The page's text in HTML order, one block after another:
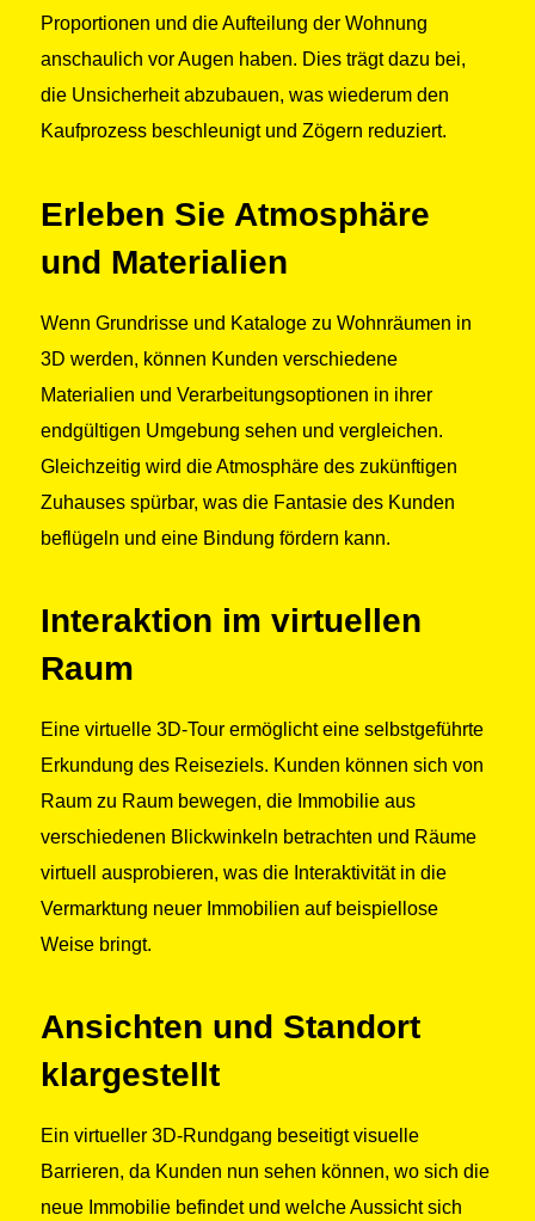
Proportionen und die Aufteilung der Wohnung
anschaulich vor Augen haben. Dies trägt dazu bei,
die Unsicherheit abzubauen, was wiederum den
Kaufprozess beschleunigt und Zögern reduziert.
Erleben Sie Atmosphäre
und Materialien
Wenn Grundrisse und Kataloge zu Wohnräumen in
3D werden, können Kunden verschiedene
Materialien und Verarbeitungsoptionen in ihrer
endgültigen Umgebung sehen und vergleichen.
Gleichzeitig wird die Atmosphäre des zukünftigen
Zuhauses spürbar, was die Fantasie des Kunden
beflügeln und eine Bindung fördern kann.
Interaktion im virtuellen
Raum
Eine virtuelle 3D-Tour ermöglicht eine selbstgeführte
Erkundung des Reiseziels. Kunden können sich von
Raum zu Raum bewegen, die Immobilie aus
verschiedenen Blickwinkeln betrachten und Räume
virtuell ausprobieren, was die Interaktivität in die
Vermarktung neuer Immobilien auf beispiellose
Weise bringt.
Ansichten und Standort
klargestellt
Ein virtueller 3D-Rundgang beseitigt visuelle
Barrieren, da Kunden nun sehen können, wo sich die
neue Immobilie befindet und welche Aussicht sich